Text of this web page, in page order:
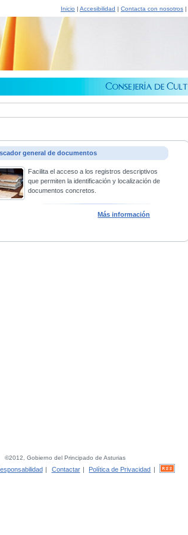
Inicio | Accesibilidad | Contacta con nosotros |
general de documentos
Facilita el acceso a los registros descriptivos
que permiten la identificación y localización de
documentos concretos.
Más información
©2012, Gobierno del Principado de Asturias
| Contactar | Política de Privacidad |